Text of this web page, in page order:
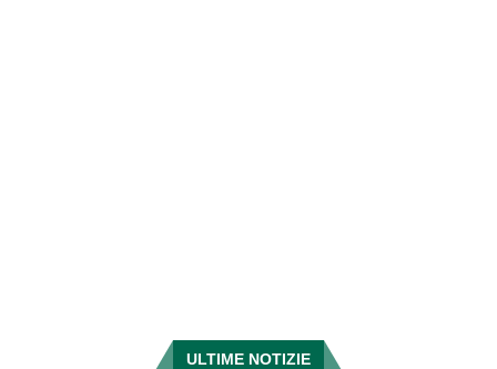
ULTIME NOTIZIE